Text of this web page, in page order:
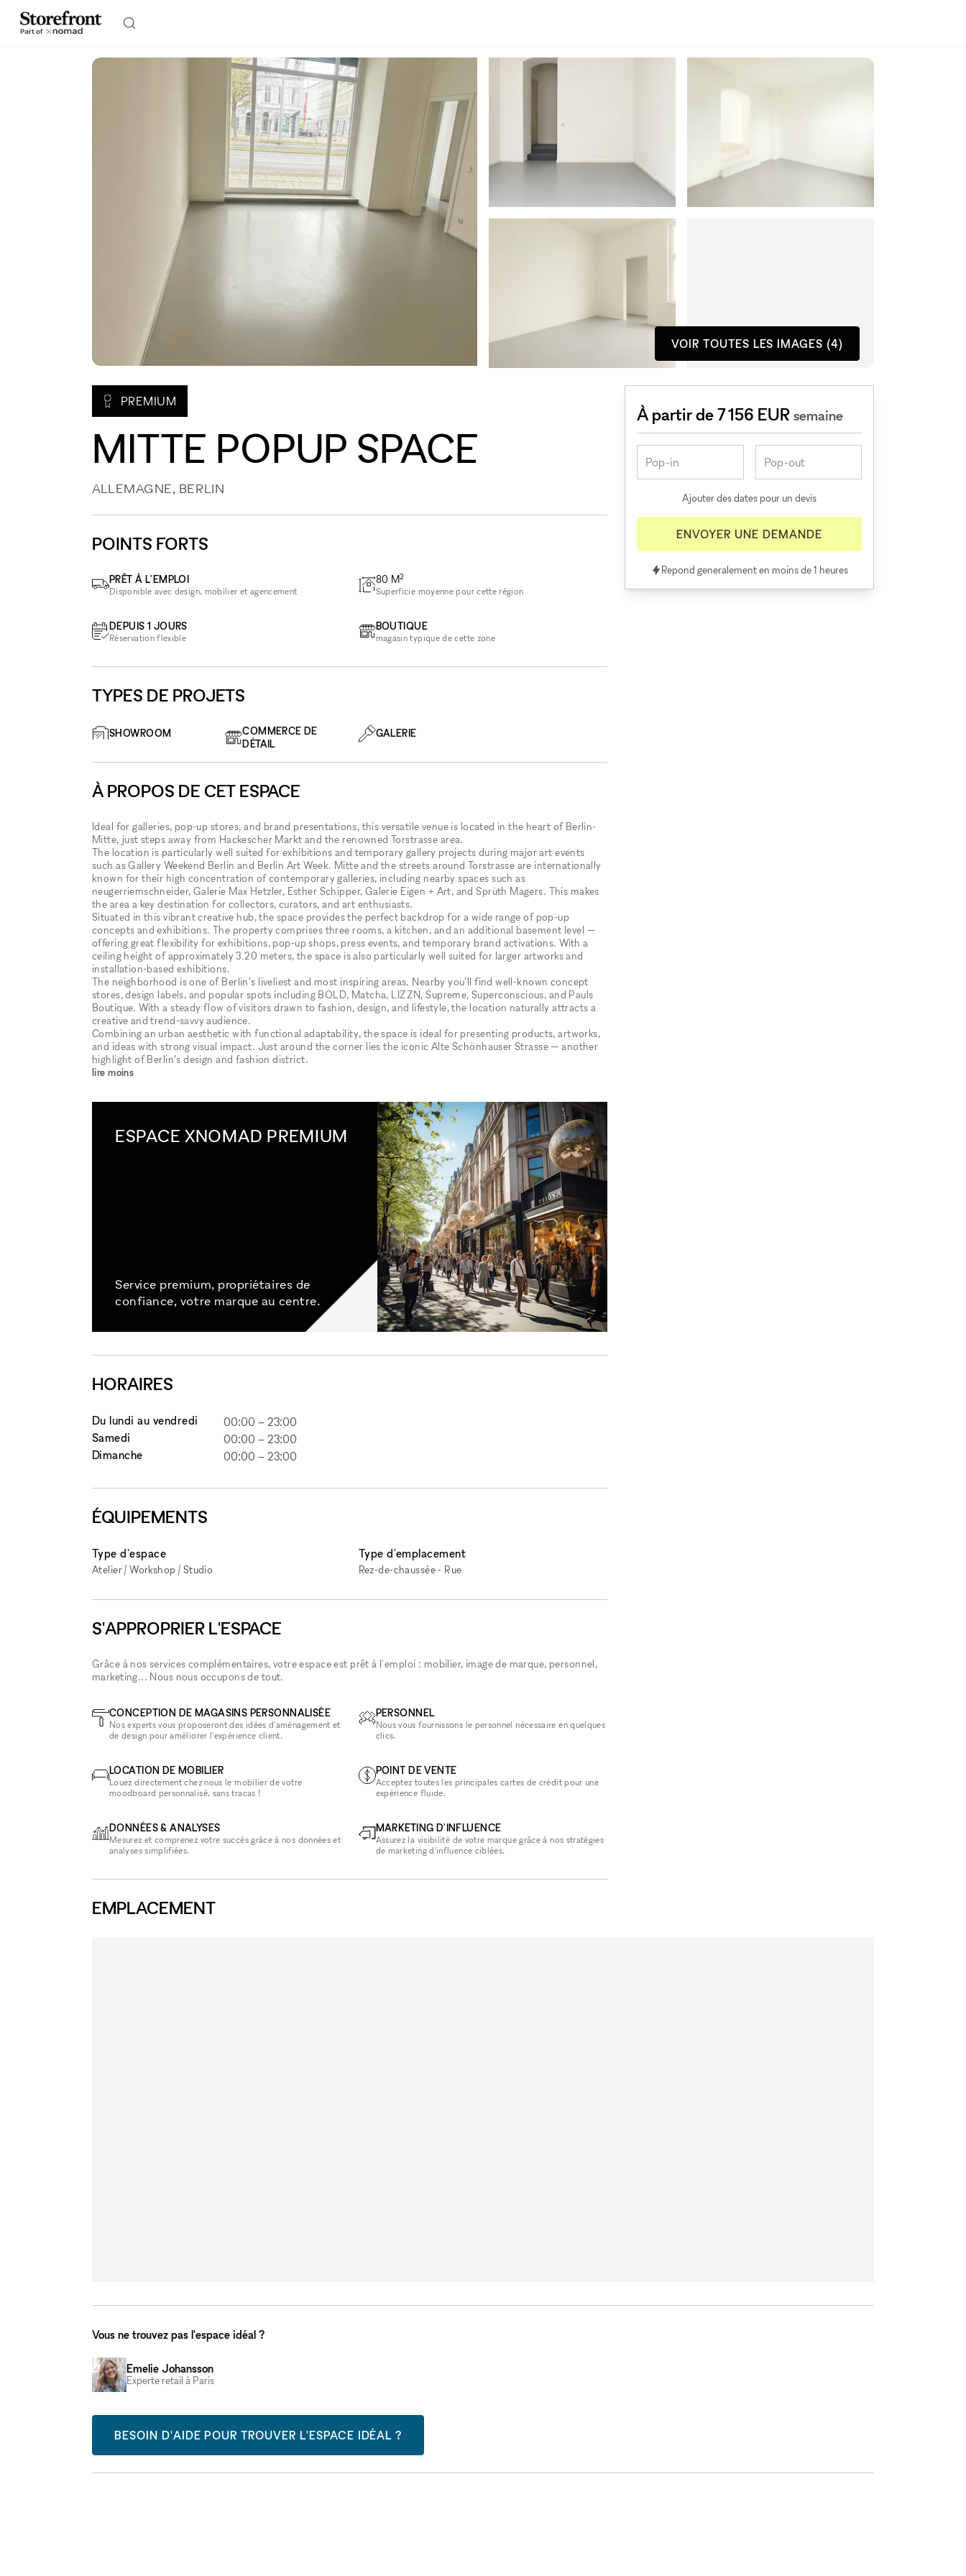
VOIR TOUTES LES IMAGES (4)
PREMIUM
MITTE POPUP SPACE
ALLEMAGNE, BERLIN
POINTS FORTS
PRÊT À L'EMPLOI
Disponible avec design, mobilier et agencement
DEPUIS 1 JOURS
Réservation flexible
80 M2
Superficie moyenne pour cette région
BOUTIQUE
magasin typique de cette zone
TYPES DE PROJETS
SHOWROOM
COMMERCE DE
DÉTAIL
GALERIE
À PROPOS DE CET ESPACE
Ideal for galleries, pop-up stores, and brand presentations, this versatile venue is located in the heart of Berlin-
Mitte, just steps away from Hackescher Markt and the renowned Torstrasse area.
The location is particularly well suited for exhibitions and temporary gallery projects during major art events
such as Gallery Weekend Berlin and Berlin Art Week. Mitte and the streets around Torstrasse are internationally
known for their high concentration of contemporary galleries, including nearby spaces such as
neugerriemschneider, Galerie Max Hetzler, Esther Schipper, Galerie Eigen + Art, and Sprüth Magers. This makes
the area a key destination for collectors, curators, and art enthusiasts.
Situated in this vibrant creative hub, the space provides the perfect backdrop for a wide range of pop-up
concepts and exhibitions. The property comprises three rooms, a kitchen, and an additional basement level —
offering great flexibility for exhibitions, pop-up shops, press events, and temporary brand activations. With a
ceiling height of approximately 3.20 meters, the space is also particularly well suited for larger artworks and
installation-based exhibitions.
The neighborhood is one of Berlin’s liveliest and most inspiring areas. Nearby you’ll find well-known concept
stores, design labels, and popular spots including BOLD, Matcha, LIZZN, Supreme, Superconscious, and Pauls
Boutique. With a steady flow of visitors drawn to fashion, design, and lifestyle, the location naturally attracts a
creative and trend-savvy audience.
Combining an urban aesthetic with functional adaptability, the space is ideal for presenting products, artworks,
and ideas with strong visual impact. Just around the corner lies the iconic Alte Schönhauser Strasse — another
highlight of Berlin’s design and fashion district.
lire moins
ESPACE XNOMAD PREMIUM
Service premium, propriétaires de
confiance, votre marque au centre.
HORAIRES
Du lundi au vendredi 00:00 –23:00
Samedi
00:00 –23:00
Dimanche
00:00 –23:00
ÉQUIPEMENTS
Type d'espace
Atelier / Workshop / Studio
Type d'emplacement
Rez-de-chaussée - Rue
S'APPROPRIER L'ESPACE
Grâce à nos services complémentaires, votre espace est prêt à l'emploi : mobilier, image de marque, personnel,
marketing... Nous nous occupons de tout.
CONCEPTION DE MAGASINS PERSONNALISÉE
Nos experts vous proposeront des idées d'aménagement et
de design pour améliorer l'expérience client.
LOCATION DE MOBILIER
Louez directement chez nous le mobilier de votre
moodboard personnalisé, sans tracas !
DONNÉES & ANALYSES
Mesurez et comprenez votre succès grâce à nos données et
analyses simplifiées.
PERSONNEL
Nous vous fournissons le personnel nécessaire en quelques
clics.
POINT DE VENTE
Acceptez toutes les principales cartes de crédit pour une
expérience fluide.
MARKETING D'INFLUENCE
Assurez la visibilité de votre marque grâce à nos stratégies
de marketing d'influence ciblées.
À partir de 7 156 EURsemaine
Ajouter des dates pour un devis
ENVOYER UNE DEMANDE
Repond generalement en moins de 1 heures
EMPLACEMENT
Vous ne trouvez pas l'espace idéal ?
Emelie Johansson
Experte retail à Paris
BESOIN D'AIDE POUR TROUVER L'ESPACE IDÉAL ?